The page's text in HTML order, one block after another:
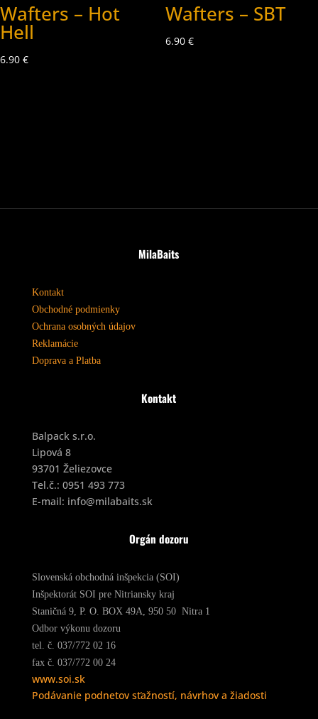
Wafters – Hot
Hell
6.90 €
Wafters – SBT
6.90 €
MilaBaits
Kontakt
Obchodné podmienky
Ochrana osobných údajov
Reklamácie
Doprava a Platba
Kontakt
Balpack s.r.o.
Lipová 8
93701 Želiezovce
Tel.č.: 0951 493 773
E-mail: info@milabaits.sk
Orgán dozoru
Slovenská obchodná inšpekcia (SOI)
Inšpektorát SOI pre Nitriansky kraj
Staničná 9, P. O. BOX 49A, 950 50 Nitra 1
Odbor výkonu dozoru
tel. č. 037/772 02 16
fax č. 037/772 00 24
www.soi.sk
Podávanie podnetov sťažností, návrhov a žiadosti